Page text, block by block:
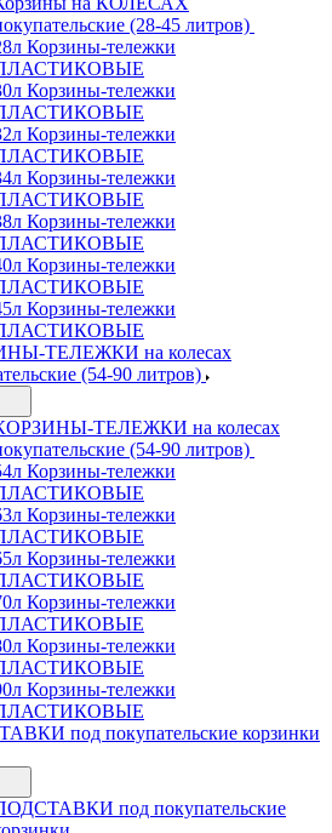
(28-45 литров)
Корзины-тележки
Корзины-тележки
Корзины-тележки
Корзины-тележки
Корзины-тележки
Корзины-тележки
Корзины-тележки
ТЕЛЕЖКИ на колесах
(54-90 литров)
ТЕЛЕЖКИ на колесах
(54-90 литров)
Корзины-тележки
Корзины-тележки
Корзины-тележки
Корзины-тележки
Корзины-тележки
Корзины-тележки
под покупательские корзинки
под покупательские